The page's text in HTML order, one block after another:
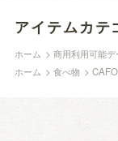
アイテムカテ
ホーム >商用利用可能デ
ホーム >食べ物 >